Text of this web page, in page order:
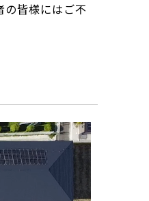
の皆様にはご不